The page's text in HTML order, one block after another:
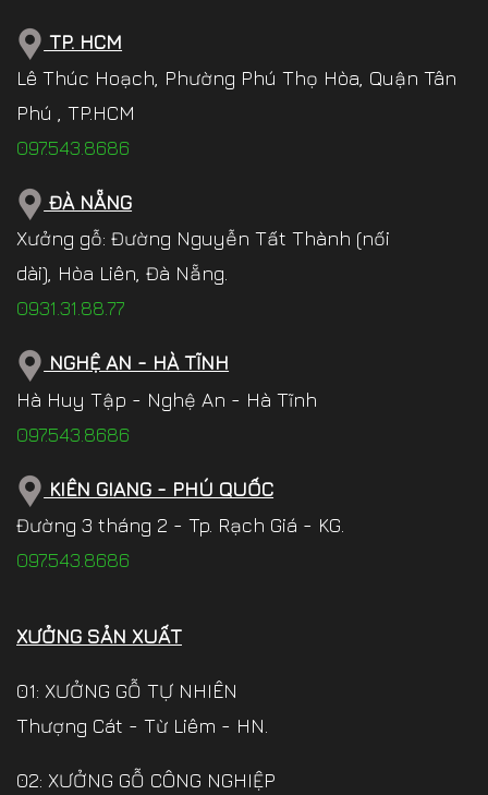
TP. HCM
Lê Thúc Hoạch, Phường Phú Thọ Hòa, Quận Tân
Phú , TP.HCM
097.543.8686
ĐÀ NẴNG
Xưởng gỗ: Đường Nguyễn Tất Thành (nối
dài), Hòa Liên, Đà Nẵng.
0931.31.88.77
NGHỆ AN - HÀ TĨNH
Hà Huy Tập - Nghệ An - Hà Tĩnh
097.543.8686
KIÊN GIANG - PHÚ QUỐC
Đường 3 tháng 2 - Tp. Rạch Giá - KG.
097.543.8686
XƯỞNG SẢN XUẤT
01: XƯỞNG GỖ TỰ NHIÊN
Thượng Cát - Từ Liêm - HN.
02: XƯỞNG GỖ CÔNG NGHIỆP